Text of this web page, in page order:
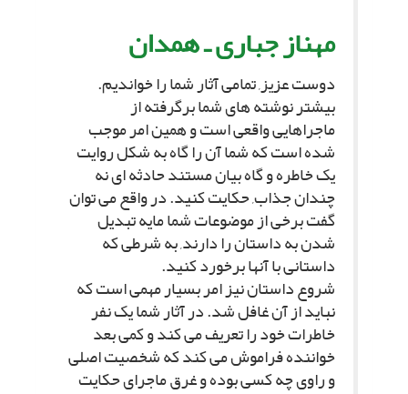
مهناز جبارى ـ همدان
دوست عزیز, تمامى آثار شما را خواندیم.
بیشتر نوشته هاى شما برگرفته از
ماجراهایى واقعى است و همین امر موجب
شده است که شما آن را گاه به شکل روایت
یک خاطره و گاه بیان مستند حادثه اى نه
چندان جذاب, حکایت کنید. در واقع مى توان
گفت برخى از موضوعات شما مایه تبدیل
شدن به داستان را دارند, به شرطى که
داستانى با آنها برخورد کنید.
شروع داستان نیز امر بسیار مهمى است که
نباید از آن غافل شد. در آثار شما یک نفر
خاطرات خود را تعریف مى کند و کمى بعد
خواننده فراموش مى کند که شخصیت اصلى
و راوى چه کسى بوده و غرق ماجراى حکایت